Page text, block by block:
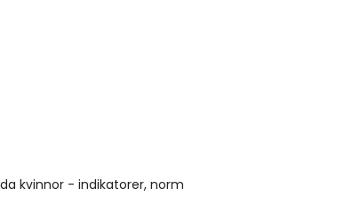
kvinnor - indikatorer, norm